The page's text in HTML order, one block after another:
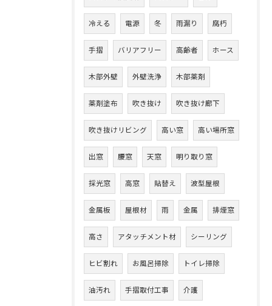
冷える 電源 冬 雨漏り 腐朽
手摺 バリアフリー 高齢者 ホース
木部外壁 外壁洗浄 木部薬剤
薬剤塗布 吹き抜け 吹き抜け廊下
吹き抜けリビング 高い窓 高い場所窓
出窓 腰窓 天窓 明り取り窓
採光窓 高窓 貼替え 波型屋根
金属板 屋根材 雨 金属 排煙窓
高さ アタッチメント材 シーリング
ヒビ割れ お風呂掃除 トイレ掃除
油汚れ 手摺取付工事 介護